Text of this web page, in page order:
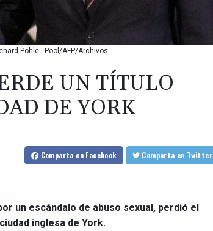
Pohle - Pool/AFP/Archivos
UN TÍTULO
DE YORK
Comparta en Facebook Comparta en Twitter
un escándalo de abuso sexual, perdió el
inglesa de York.